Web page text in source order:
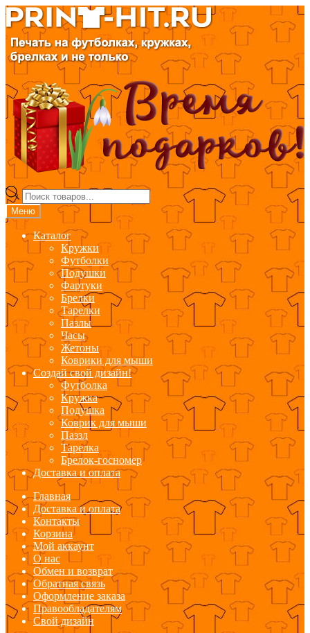
Перейти
навигации
Перейти
содержимому
Поиск
товаров
Меню
Каталог
Кружки
Футболки
Подушки
Фартуки
Брелки
Тарелки
Пазлы
Часы
Жетоны
Коврики для мыши
Создай свой дизайн!
Футболка
Кружка
Подушка
Коврик для мыши
Паззл
Тарелка
Брелок-госномер
Доставка и оплата
Главная
Доставка и оплата
Контакты
Корзина
Мой аккаунт
О нас
Обмен и возврат
Обратная связь
Оформление заказа
Правообладателям
Свой дизайн